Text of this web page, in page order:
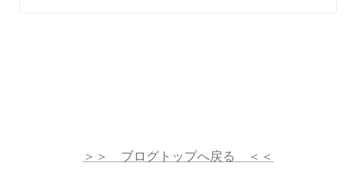
＞＞　ブログトップへ戻る　＜＜